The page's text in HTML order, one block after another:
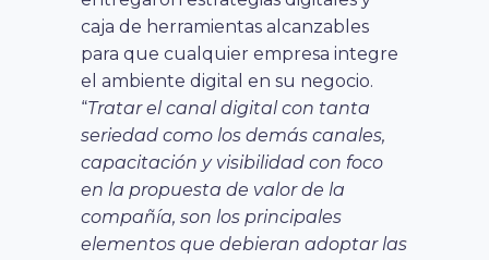
caja de herramientas alcanzables
para que cualquier empresa integre
el ambiente digital en su negocio.
“Tratar el canal digital con tanta
seriedad como los demás canales,
capacitación y visibilidad con foco
en la propuesta de valor de la
compañía, son los principales
elementos que debieran adoptar las